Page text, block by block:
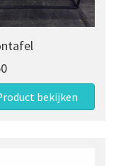
bekijken